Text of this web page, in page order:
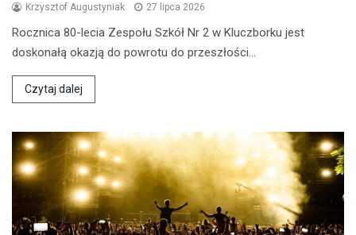
Krzysztof Augustyniak 27 lipca 2026
Rocznica 80-lecia Zespołu Szkół Nr 2 w Kluczborku jest
doskonałą okazją do powrotu do przeszłości…
Czytaj dalej